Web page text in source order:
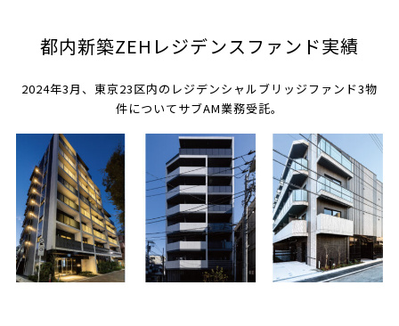
都内新築ZEHレジデンスファンド実績
2024年3月、東京23区内のレジデンシャルブリッジファンド3物
件についてサブAM業務受託。